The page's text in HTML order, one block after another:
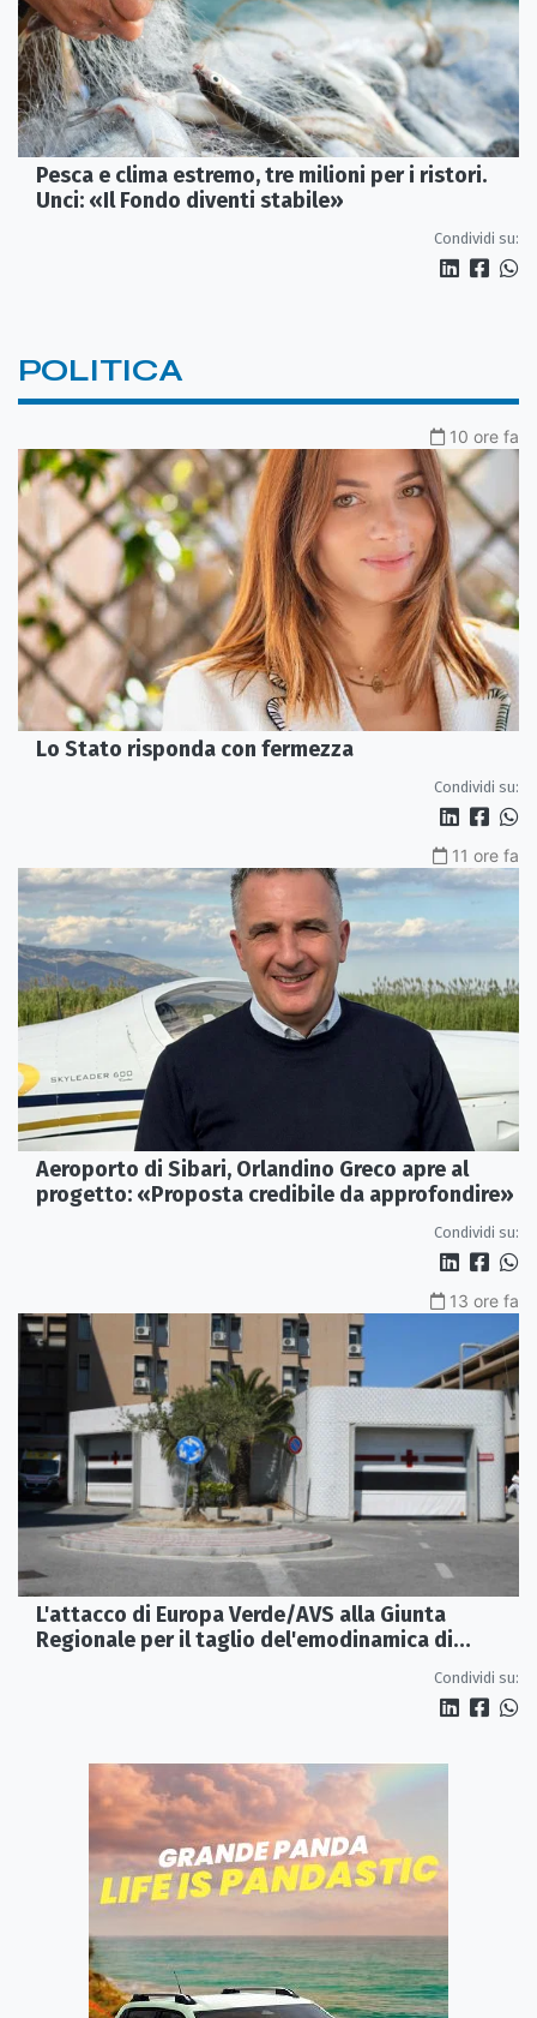
Pesca e clima estremo, tre milioni per i ristori.
Unci: «Il Fondo diventi stabile»
Condividi su:
POLITICA
10 ore fa
Lo Stato risponda con fermezza
Condividi su:
11 ore fa
Aeroporto di Sibari, Orlandino Greco apre al
progetto: «Proposta credibile da approfondire»
Condividi su:
13 ore fa
L'attacco di Europa Verde/AVS alla Giunta
Regionale per il taglio del'emodinamica di
Condividi su: